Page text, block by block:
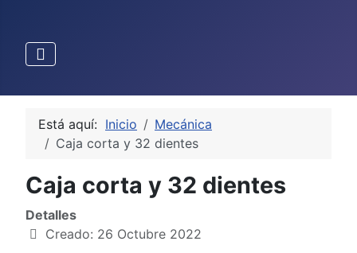
Está aquí: Inicio
Mecánica
Caja corta y 32 dientes
Caja corta y 32 dientes
Detalles
Creado: 26 Octubre 2022